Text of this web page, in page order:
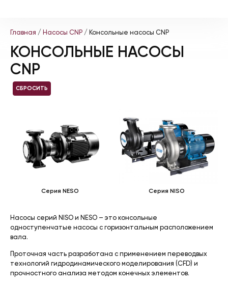
Главная / Насосы CNP / Консольные насосы CNP
КОНСОЛЬНЫЕ НАСОСЫ
CNP
СБРОСИТЬ
Серия NESO Серия NISO
Насосы серий NISO и NESO – это консольные
одноступенчатые насосы с горизонтальным расположением
вала.
Проточная часть разработана с применением переводвых
технологий гидродинамического моделирования (CFD) и
прочностного анализа методом конечных элементов.